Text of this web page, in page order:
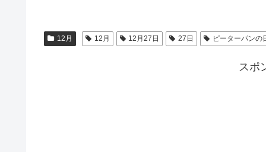
12月 12月 12月27日 27日 ピーターパンの
スポ